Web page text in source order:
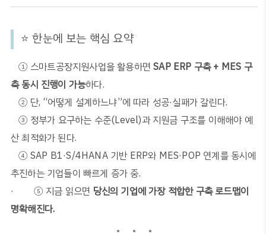
⭐ 한눈에 보는 핵심 요약
① 스마트공장지원사업을 활용하면SAP ERP 구축+ MES 구
축 동시 진행이 가능하다.
② 단, “어떻게 설계하느냐”에 따라 성공·실패가 갈린다.
③ 정부가 요구하는 수준(Level)과 지원금 구조를 이해해야 예
산 최적화가 된다.
④ SAP B1·S/4HANA 기반ERP와 MES·POP 연계를 동시에
추진하는 기업들이 빠르게 증가 중.
· ⑤ 지금 읽으면 당신의 기업에 가장 적합한 구축 로드맵이
명확해진다.